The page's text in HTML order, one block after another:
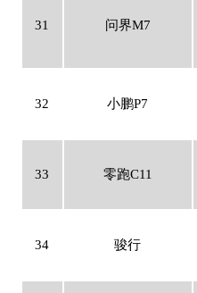
31 问界M7
32 小鹏P7
33 零跑C11
34 骏行